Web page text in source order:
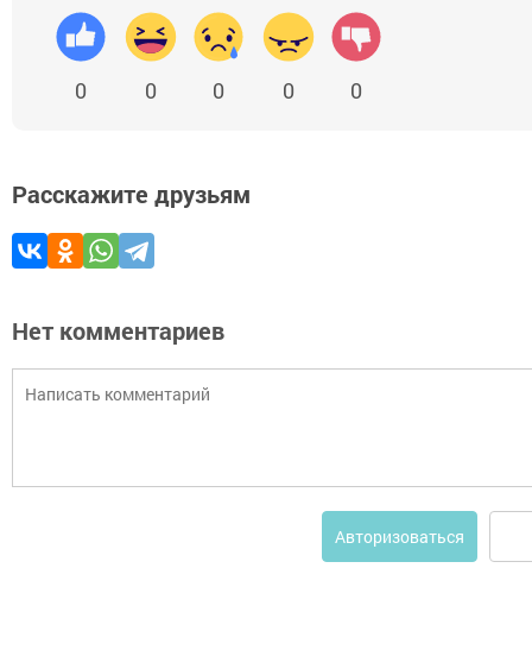
0 0 0 0 0
Расскажите друзьям
Нет комментариев
Авторизоваться